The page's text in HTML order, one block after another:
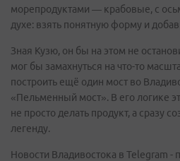
морепродуктами — крабовые, с
духе: взять понятную форму и
Зная Кузю, он бы на этом не
мог бы замахнуться на что-то
построить ещё один мост во
«Пельменный мост». В его логике
не просто делать продукт, а сразу
легенду.
Новости Владивостока в Telegram -